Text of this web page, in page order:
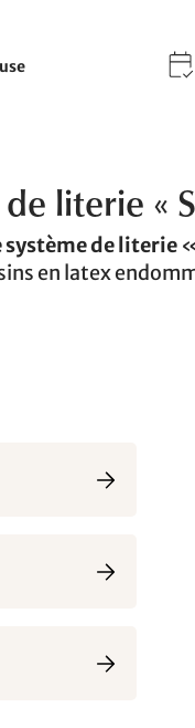
literie «
système de literie
en latex